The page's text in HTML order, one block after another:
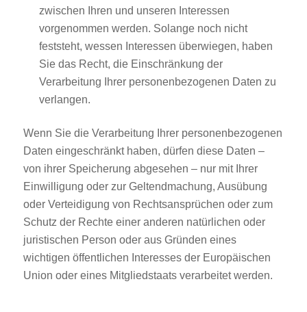
zwischen Ihren und unseren Interessen
vorgenommen werden. Solange noch nicht
feststeht, wessen Interessen überwiegen, haben
Sie das Recht, die Einschränkung der
Verarbeitung Ihrer personenbezogenen Daten zu
verlangen.
Wenn Sie die Verarbeitung Ihrer personenbezogenen
Daten eingeschränkt haben, dürfen diese Daten –
von ihrer Speicherung abgesehen – nur mit Ihrer
Einwilligung oder zur Geltendmachung, Ausübung
oder Verteidigung von Rechtsansprüchen oder zum
Schutz der Rechte einer anderen natürlichen oder
juristischen Person oder aus Gründen eines
wichtigen öffentlichen Interesses der Europäischen
Union oder eines Mitgliedstaats verarbeitet werden.